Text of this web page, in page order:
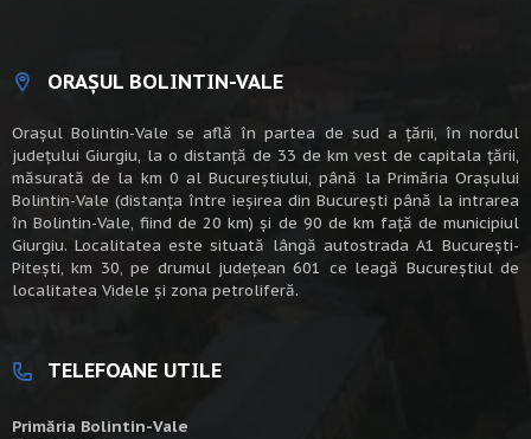
ORAȘUL BOLINTIN-VALE
Oraşul Bolintin-Vale se află în partea de sud a ţării, în nordul
judeţului Giurgiu, la o distanţă de 33 de km vest de capitala țării,
măsurată de la km 0 al Bucureștiului, până la Primăria Orașului
Bolintin-Vale (distanța între ieșirea din București până la intrarea
în Bolintin-Vale, fiind de 20 km) şi de 90 de km faţă de municipiul
Giurgiu. Localitatea este situată lângă autostrada A1 Bucureşti-
Piteşti, km 30, pe drumul judeţean 601 ce leagă Bucureştiul de
localitatea Videle şi zona petroliferă.
TELEFOANE UTILE
Primăria Bolintin-Vale